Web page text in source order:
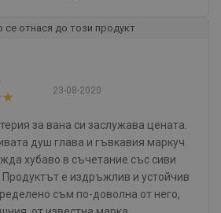
се отнася до този продукт
23-08-2020
за вана си заслужава цената.
душ глава и гъвкавия маркуч.
хубаво в съчетание със сиви
Продуктът е издръжлив и устойчив
съм по-доволна от него,